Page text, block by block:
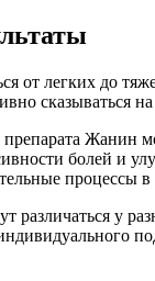
от легких до
сказываться
препарата
болей и
процессы в
различаться у